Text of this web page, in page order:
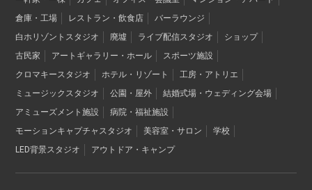
倉庫・工場
レストラン・飲食店
バーラウンジ
白ホリゾントスタジオ
廃墟 ライブ配信スタジオ
ショップ
古民家
アートギャラリー・ホール
スポーツ施設
クロマキースタジオ
ホテル・リゾート
工房・アトリエ
ミュージックスタジオ
公園・屋外
結婚式場・ウェディング会場
アミューズメント施設
病院・福祉施設
モーションキャプチャスタジオ
美容室・サロン
学校
LED背景スタジオ
アウトドア・キャンプ